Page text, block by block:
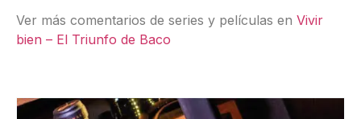
Ver más comentarios de series y películas en Vivir
bien – El Triunfo de Baco